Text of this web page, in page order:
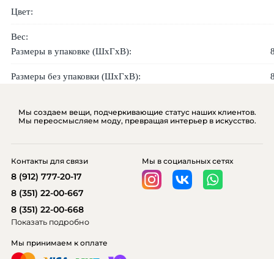
Цвет:
Вес:
Размеры в упаковке (ШхГхВ):
Размеры без упаковки (ШхГхВ):
Мы создаем вещи, подчеркивающие статус наших клиентов.
Мы переосмысляем моду, превращая интерьер в искусство.
Мы принимаем к оплате
Мы в социальных сетях
Контакты для связи
8 (912) 777-20-17
8 (351) 22-00-667
8 (351) 22-00-668
Показать подробно